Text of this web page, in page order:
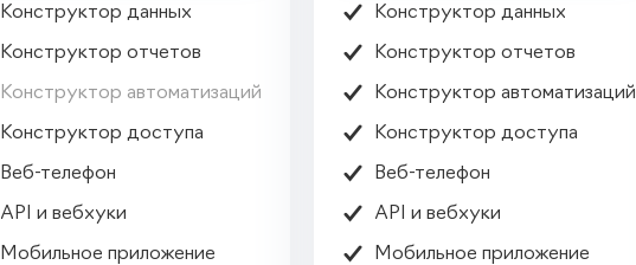
Конструктор данных
Конструктор отчетов
Конструктор автоматизаций
Конструктор доступа
Веб-телефон
API и вебхуки
Мобильное приложение

Конструктор данных

Конструктор отчетов

Конструктор автоматизаций

Конструктор доступа

Веб-телефон

API и вебхуки

Мобильное приложение